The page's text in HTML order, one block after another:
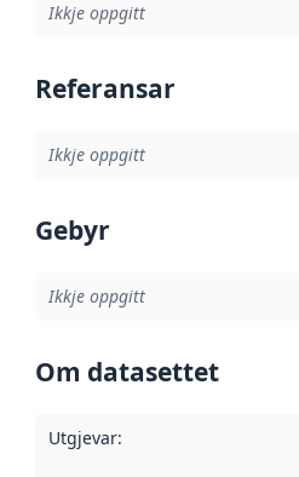
Ikkje oppgitt
Referansar
Ikkje oppgitt
Gebyr
Ikkje oppgitt
Om datasettet
Utgjevar: